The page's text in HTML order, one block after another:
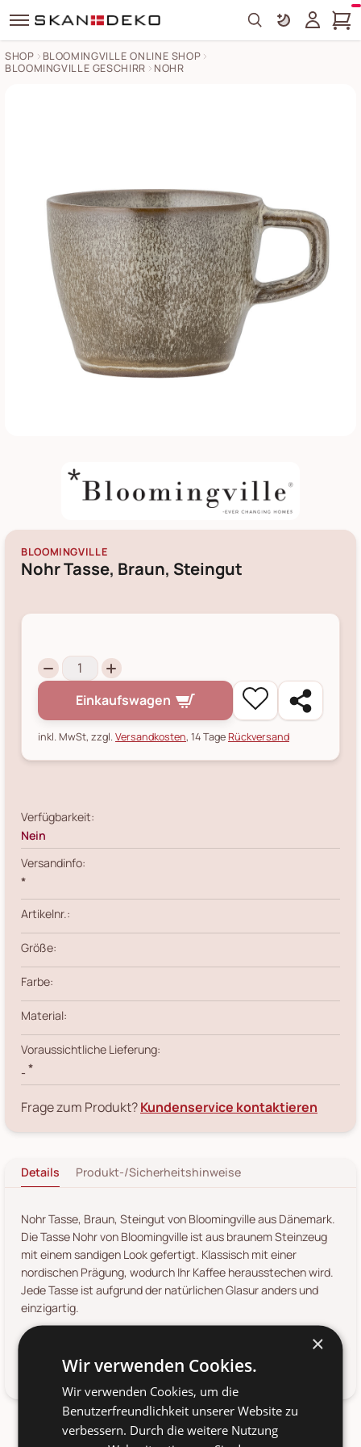
Search
SHOP
BLOOMINGVILLE ONLINE SHOP
BLOOMINGVILLE GESCHIRR
NOHR
BLOOMINGVILLE
Nohr Tasse, Braun, Steingut
Einkaufswagen
inkl. MwSt, zzgl.Versandkosten, 14 TageRückversand
Verfügbarkeit:
Nein
Versandinfo:
*
Artikelnr.:
Größe:
Farbe:
Material:
Voraussichtliche Lieferung:
- *
Frage zum Produkt?Kundenservice kontaktieren
Details Produkt-/Sicherheitshinweise
Nohr Tasse, Braun, Steingut von Bloomingville aus Dänemark.
Die Tasse Nohr von Bloomingville ist aus braunem Steinzeug
mit einem sandigen Look gefertigt. Klassisch mit einer
nordischen Prägung, wodurch Ihr Kaffee herausstechen wird.
Jede Tasse ist aufgrund der natürlichen Glasur anders und
einzigartig.
Spülmaschinengeeignet und Mikrowellengeeignet
×
Wir verwenden Cookies.
Wir verwenden Cookies, um die
Benutzerfreundlichkeit unserer Website zu
verbessern. Durch die weitere Nutzung